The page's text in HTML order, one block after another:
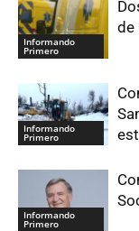
Informando
Primero
de
Informando
Primero
Informando
Primero